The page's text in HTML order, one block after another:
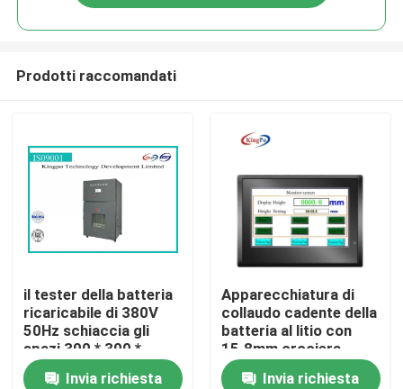
Prodotti
Prodotti raccomandati
il tester della batteria
ricaricabile di 380V
50Hz schiaccia gli
spazi 300 * 300 *
300mm
Invia richiesta
Apparecchiatura di
collaudo cadente della
batteria al litio con
15.8mm crociera
Invia richiesta